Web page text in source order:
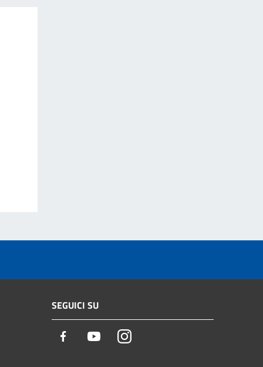
SEGUICI SU
Facebook YoutubeInstagram